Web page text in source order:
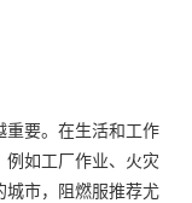
重要。在生活和工作
例如工厂作业、火灾
市，阻燃服推荐尤